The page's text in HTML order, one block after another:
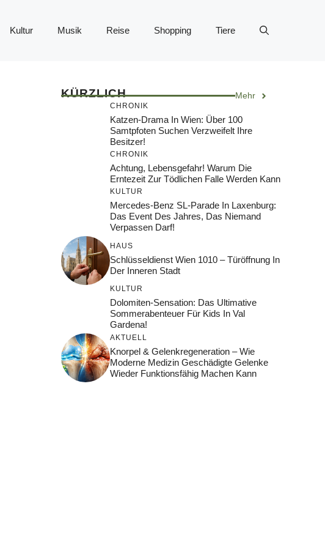
Kultur Musik Reise Shopping Tiere
KÜRZLICH Mehr
CHRONIK
Katzen-Drama In Wien: Über 100
Samtpfoten Suchen Verzweifelt Ihre
Besitzer!
CHRONIK
Achtung, Lebensgefahr! Warum Die
Erntezeit Zur Tödlichen Falle Werden Kann
KULTUR
Mercedes-Benz SL-Parade In Laxenburg:
Das Event Des Jahres, Das Niemand
Verpassen Darf!
HAUS
Schlüsseldienst Wien 1010 – Türöffnung In
Der Inneren Stadt
KULTUR
Dolomiten-Sensation: Das Ultimative
Sommerabenteuer Für Kids In Val
Gardena!
AKTUELL
Knorpel & Gelenkregeneration – Wie
Moderne Medizin Geschädigte Gelenke
Wieder Funktionsfähig Machen Kann